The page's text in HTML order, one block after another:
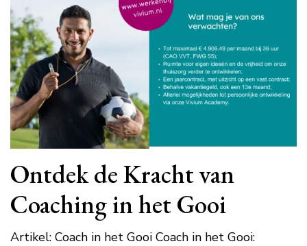
Ontdek de Kracht van
Coaching in het Gooi
Artikel: Coach in het Gooi Coach in het Gooi: